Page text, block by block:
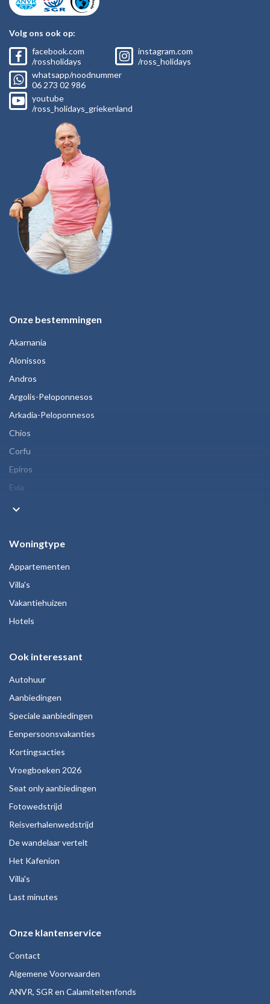
Volg ons ook op:
facebook.com
/rossholidays
instagram.com
/ross_holidays
whatsapp/noodnummer
06 273 02 986
youtube
/ross_holidays_griekenland
Onze bestemmingen
Akarnania
Alonissos
Andros
Argolis-Peloponnesos
Arkadia-Peloponnesos
Chios
Corfu
Epiros
Evia
keyboard_arrow_down
Woningtype
Appartementen
Villa's
Vakantiehuizen
Hotels
Ook interessant
Autohuur
Aanbiedingen
Speciale aanbiedingen
Eenpersoonsvakanties
Kortingsacties
Vroegboeken 2026
Seat only aanbiedingen
Fotowedstrijd
Reisverhalenwedstrijd
De wandelaar vertelt
Het Kafenion
Villa's
Last minutes
Onze klantenservice
Contact
Algemene Voorwaarden
ANVR, SGR en Calamiteitenfonds